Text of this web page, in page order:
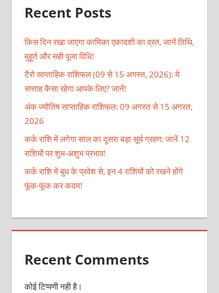
Recent Posts
किस दिन रखा जाएगा कामिका एकादशी का व्रत, जानें तिथि,
मुहूर्त और सही पूजा विधि!
टैरो साप्ताहिक राशिफल (09 से 15 अगस्त, 2026): ये
सप्ताह कैसा रहेगा आपके लिए? जानें!
अंक ज्योतिष साप्ताहिक राशिफल: 09 अगस्त से 15 अगस्त,
2026
कर्क राशि में लगेगा साल का दूसरा बड़ा सूर्य ग्रहण: जानें 12
राशियों पर शुभ-अशुभ प्रभाव!
कर्क राशि में बुध के प्रवेश से, इन 4 राशियों को रखने होंगे
फूंक-फूंक कर कदम!
Recent Comments
कोई टिप्पणी नही है।